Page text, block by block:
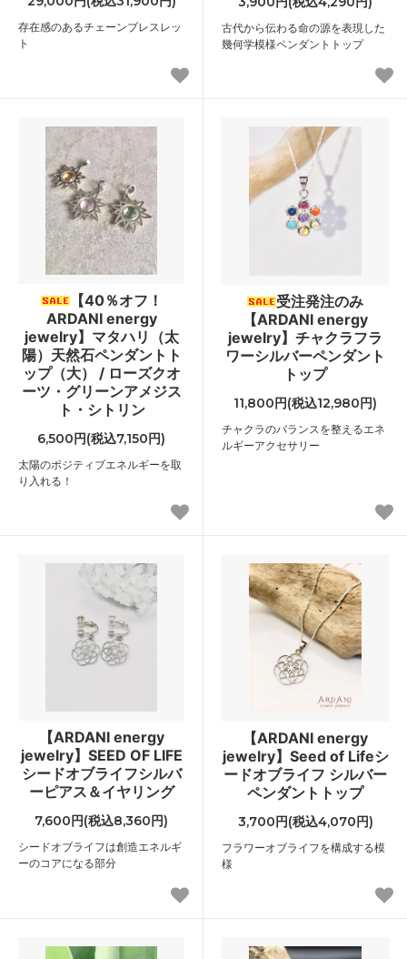
存在感のあるチェーンブレスレッ
ト
古代から伝わる命の源を表現した
幾何学模様ペンダントトップ
【40％オフ！
ARDANI energy
jewelry】マタハリ（太
陽）天然石ペンダントト
ップ（大） / ローズクオ
ーツ・グリーンアメジス
ト・シトリン
6,500円(税込7,150円)
太陽のポジティブエネルギーを取
り入れる！
受注発注のみ
【ARDANI energy
jewelry】チャクラフラ
ワーシルバーペンダント
トップ
11,800円(税込12,980円)
チャクラのバランスを整えるエネ
ルギーアクセサリー
【ARDANI energy
jewelry】SEED OF LIFE
シードオブライフシルバ
ーピアス＆イヤリング
7,600円(税込8,360円)
シードオブライフは創造エネルギ
ーのコアになる部分
【ARDANI energy
jewelry】Seed of Lifeシ
ードオブライフ シルバー
ペンダントトップ
3,700円(税込4,070円)
フラワーオブライフを構成する模
様